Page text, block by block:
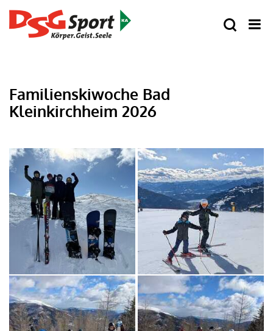
Familienskiwoche Bad
Kleinkirchheim 2026